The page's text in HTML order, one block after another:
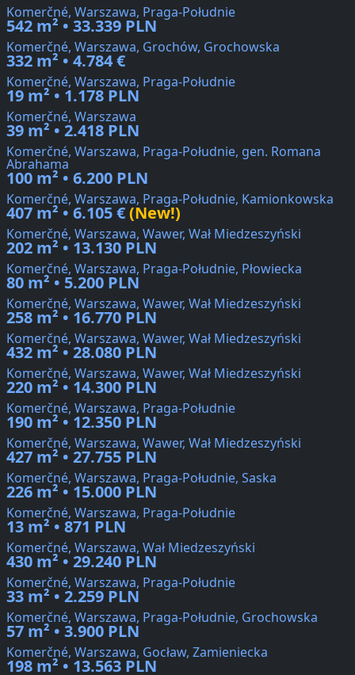
Komerčné, Warszawa, Praga-Południe
542 m² • 33.339 PLN
Komerčné, Warszawa, Grochów, Grochowska
332 m² • 4.784 €
Komerčné, Warszawa, Praga-Południe
19 m² • 1.178 PLN
Komerčné, Warszawa
39 m² • 2.418 PLN
Komerčné, Warszawa, Praga-Południe, gen. Romana
Abrahama
100 m² • 6.200 PLN
Komerčné, Warszawa, Praga-Południe, Kamionkowska
407 m² • 6.105 €(New!)
Komerčné, Warszawa, Wawer, Wał Miedzeszyński
202 m² • 13.130 PLN
Komerčné, Warszawa, Praga-Południe, Płowiecka
80 m² • 5.200 PLN
Komerčné, Warszawa, Wawer, Wał Miedzeszyński
258 m² • 16.770 PLN
Komerčné, Warszawa, Wawer, Wał Miedzeszyński
432 m² • 28.080 PLN
Komerčné, Warszawa, Wawer, Wał Miedzeszyński
220 m² • 14.300 PLN
Komerčné, Warszawa, Praga-Południe
190 m² • 12.350 PLN
Komerčné, Warszawa, Wawer, Wał Miedzeszyński
427 m² • 27.755 PLN
Komerčné, Warszawa, Praga-Południe, Saska
226 m² • 15.000 PLN
Komerčné, Warszawa, Praga-Południe
13 m² • 871 PLN
Komerčné, Warszawa, Wał Miedzeszyński
430 m² • 29.240 PLN
Komerčné, Warszawa, Praga-Południe
33 m² • 2.259 PLN
Komerčné, Warszawa, Praga-Południe, Grochowska
57 m² • 3.900 PLN
Komerčné, Warszawa, Gocław, Zamieniecka
198 m² • 13.563 PLN